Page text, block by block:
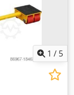
1 / 5